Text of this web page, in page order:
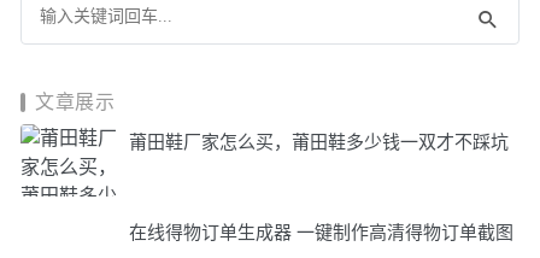
文章展示
莆田鞋厂家怎么买，莆田鞋多少钱一双才不踩坑
在线得物订单生成器 一键制作高清得物订单截图